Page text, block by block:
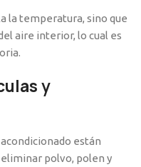
la temperatura, sino que
aire interior, lo cual es
y
están
polvo, polen y